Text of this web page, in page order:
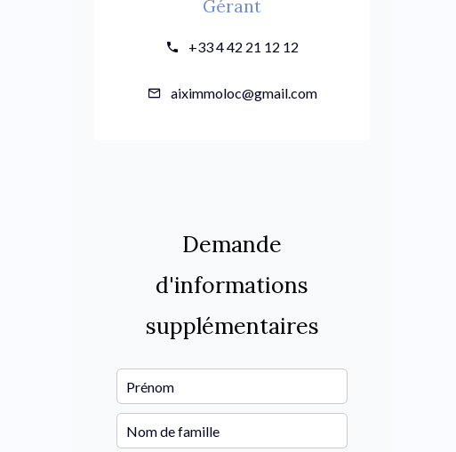
Gérant
+33 4 42 21 12 12
aiximmoloc@gmail.com
Demande
d'informations
supplémentaires